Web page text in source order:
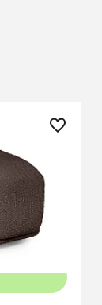
— 10%